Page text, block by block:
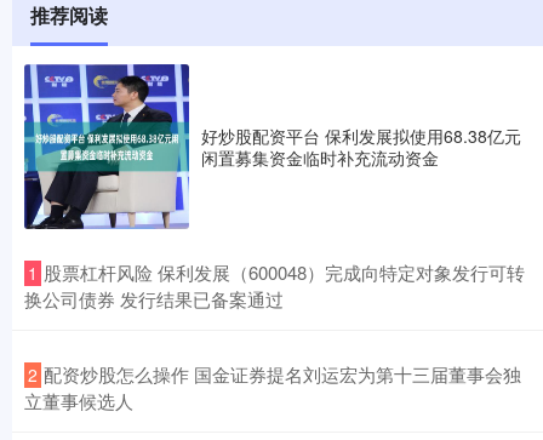
推荐阅读
好炒股配资平台 保利发展拟使用68.38亿元
闲置募集资金临时补充流动资金
1 ​股票杠杆风险 保利发展（600048）完成向特定对象发行可转
换公司债券 发行结果已备案通过
2 ​配资炒股怎么操作 国金证券提名刘运宏为第十三届董事会独
立董事候选人